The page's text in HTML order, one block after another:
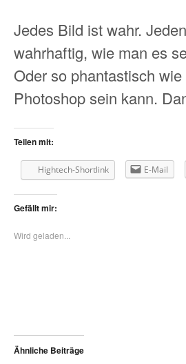
Jedes Bild ist wahr.
wahrhaftig, wie man es
Oder so phantastisch
Photoshop sein kann.
Teilen mit:
Hightech-Shortlink E-Mail
Gefällt mir:
Wird geladen...
Ähnliche Beiträge